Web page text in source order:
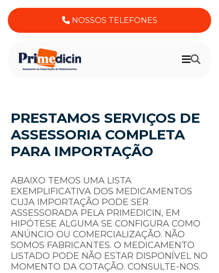
NOSSOS TELEFONES
PRESTAMOS SERVIÇOS DE
ASSESSORIA COMPLETA
PARA IMPORTAÇÃO
ABAIXO TEMOS UMA LISTA
EXEMPLIFICATIVA DOS MEDICAMENTOS
CUJA IMPORTAÇÃO PODE SER
ASSESSORADA PELA PRIMEDICIN, EM
HIPÓTESE ALGUMA SE CONFIGURA COMO
ANÚNCIO OU COMERCIALIZAÇÃO. NÃO
SOMOS FABRICANTES. O MEDICAMENTO
LISTADO PODE NÃO ESTAR DISPONÍVEL NO
MOMENTO DA COTAÇÃO. CONSULTE-NOS.